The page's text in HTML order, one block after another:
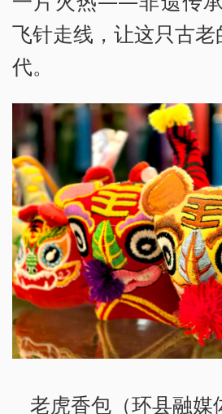
飞针走线，让这只古老
代。
老虎香包（环县融媒